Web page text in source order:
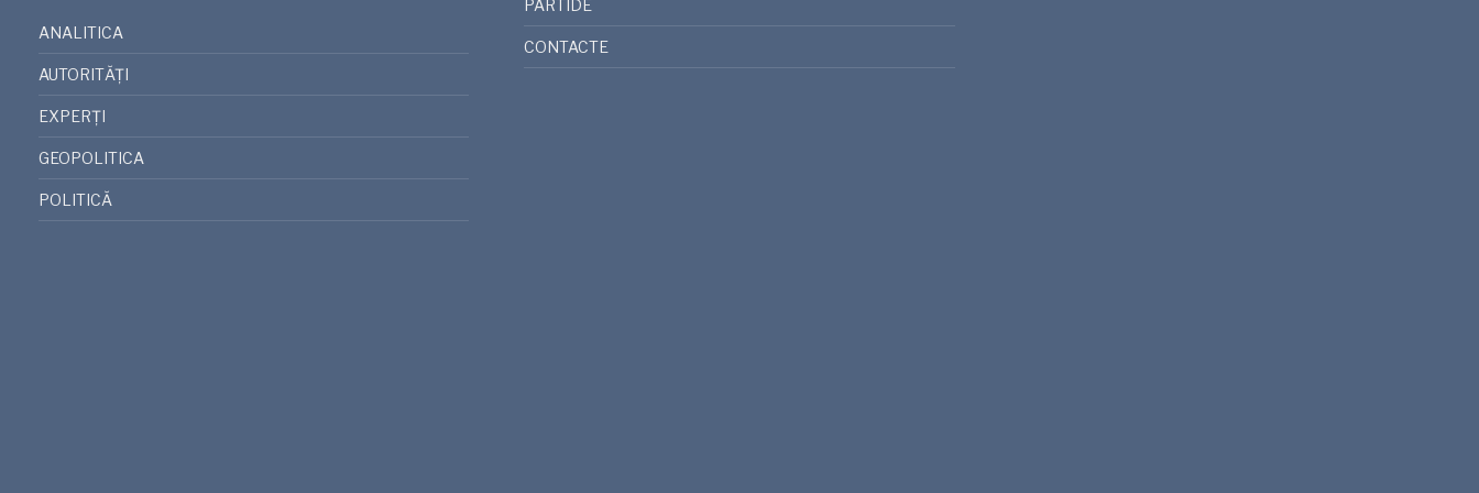
ANALITICA
AUTORITĂȚI
EXPERȚI
GEOPOLITICA
POLITICĂ
PARTIDE
CONTACTE